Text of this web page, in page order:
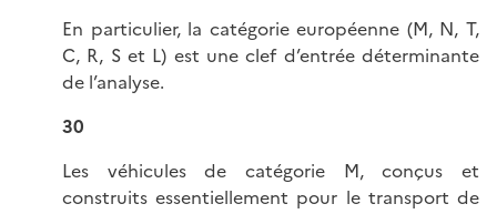
En particulier, la catégorie européenne (M, N, T,
C, R, S et L) est une clef d’entrée déterminante
de l’analyse.
30
Les véhicules de catégorie M, conçus et
construits essentiellement pour le transport de